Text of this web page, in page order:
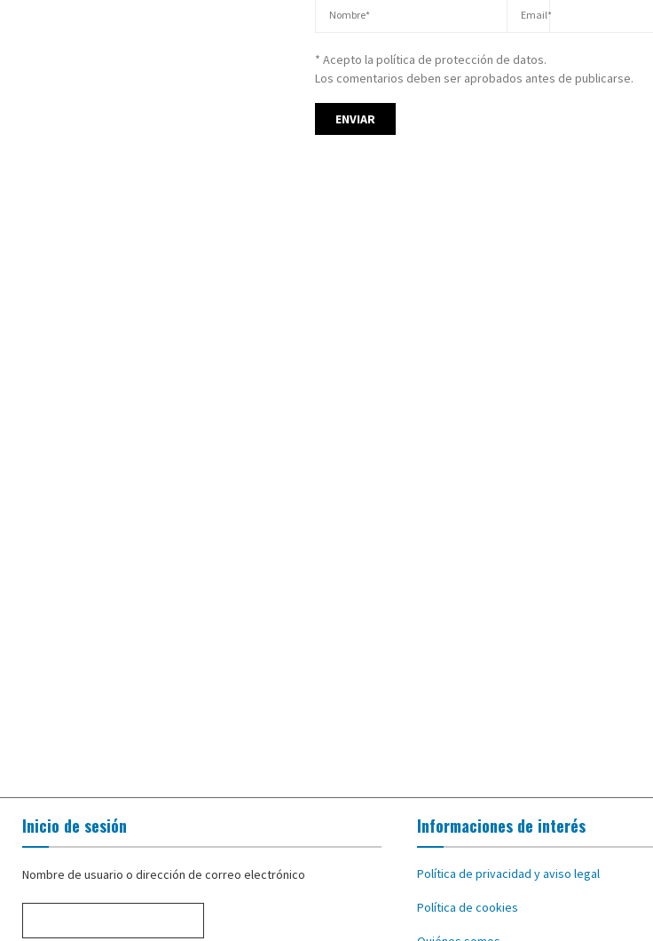
* Acepto la política de protección de datos.
Los comentarios deben ser aprobados antes de publicarse.
Inicio de sesión
Nombre de usuario o dirección de correo electrónico
Informaciones de interés
Política de privacidad y aviso legal
Política de cookies